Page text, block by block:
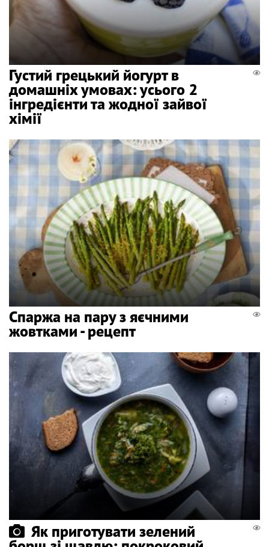
Густий грецький йогурт в
домашніх умовах: усього 2
інгредієнти та жодної зайвої
хімії
Спаржа на пару з яєчними
жовтками - рецепт
Як приготувати зелений